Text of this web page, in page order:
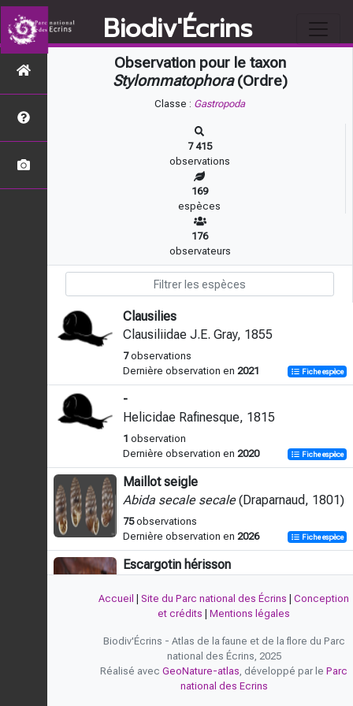
Biodiv'Écrins
Observation pour le taxon
Stylommatophora(Ordre)
Classe : Gastropoda
7 415
observations
169
espèces
176
observateurs
Clausilies
Clausiliidae J.E. Gray, 1855
7observations
Dernière observation en 2021 Fiche espèce
-
Helicidae Rafinesque, 1815
1 observation
Dernière observation en 2020 Fiche espèce
Maillot seigle
Abida secale secale(Draparnaud, 1801)
75observations
Dernière observation en 2026 Fiche espèce
Escargotin hérisson
71 observations
Dernière observation en2026
-
AegopinellaLindholm, 1927
observations
Accueil Site du Parc national des Écrins
Conception
et crédits
Mentions légales
Biodiv'Écrins - Atlas de la faune et de la flore du Parc
national des Écrins, 2025
Réalisé avec GeoNature-atlas, développé par le Parc
national des Ecrins